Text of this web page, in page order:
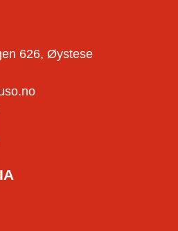
626, Øystese